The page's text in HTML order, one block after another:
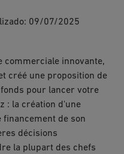
09/07/2025
commerciale innovante,
créé une proposition de
pour lancer votre
: la création d'une
de son
décisions
la plupart des chefs